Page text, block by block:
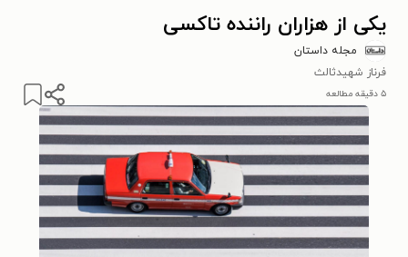
یکی از هزاران راننده تاکسی
مجله داستان
فرناز شهیدثالث
۵ دقیقه مطالعه